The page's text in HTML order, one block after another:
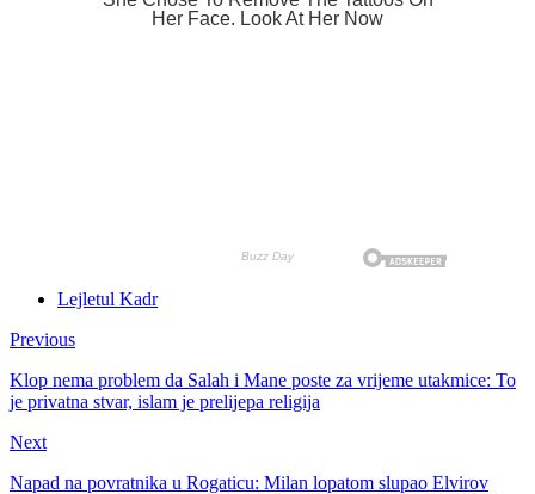
Lejletul Kadr
Previous
Klop nema problem da Salah i Mane poste za vrijeme utakmice: To
je privatna stvar, islam je prelijepa religija
Next
Napad na povratnika u Rogaticu: Milan lopatom slupao Elvirov